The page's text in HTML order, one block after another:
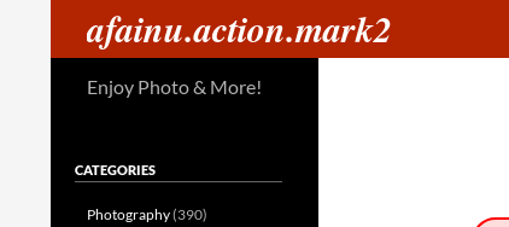
afainu.action.mark2
Enjoy Photo & More!
CATEGORIES
Photography(390)